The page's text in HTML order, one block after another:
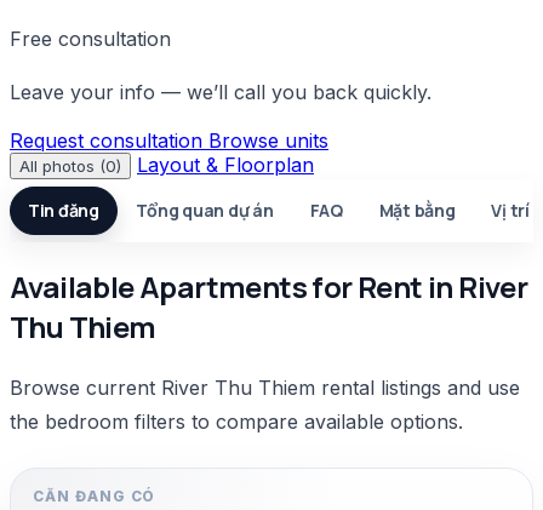
Free consultation
Leave your info — we’ll call you back quickly.
Request consultation Browse units
All photos (0) Layout & Floorplan
Tin đăng Tổng quan dự án FAQ Mặt bằng Vị trí
Available Apartments for Rent in River
Thu Thiem
Browse current River Thu Thiem rental listings and use
the bedroom filters to compare available options.
CĂN ĐANG CÓ